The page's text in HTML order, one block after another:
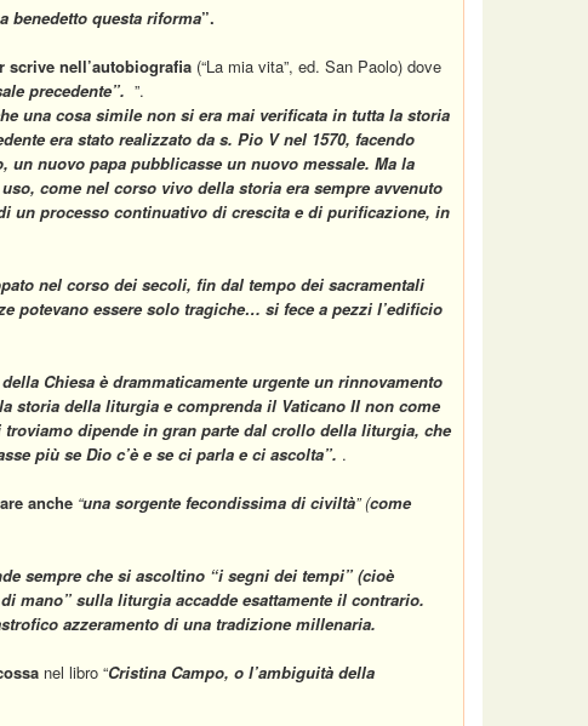
questa riforma”.
scrive nell’autobiografia (“La mia vita”, ed. San Paolo) dove
precedente”. ”.
una cosa simile non si era mai verificata in tutta la storia
era stato realizzato da s. Pio V nel 1570, facendo
nuovo papa pubblicasse un nuovo messale. Ma la
come nel corso vivo della storia era sempre avvenuto
un processo continuativo di crescita e di purificazione, in
nel corso dei secoli, fin dal tempo dei sacramentali
potevano essere solo tragiche… si fece a pezzi l’edificio
Chiesa è drammaticamente urgente un rinnovamento
storia della liturgia e comprenda il Vaticano II non come
dipende in gran parte dal crollo della liturgia, che
più se Dio c’è e se ci parla e ci ascolta”. .
anche “una sorgente fecondissima di civiltà” (come
sempre che si ascoltino “i segni dei tempi” (cioè
mano” sulla liturgia accadde esattamente il contrario.
azzeramento di una tradizione millenaria.
nel libro “Cristina Campo, o l’ambiguità della